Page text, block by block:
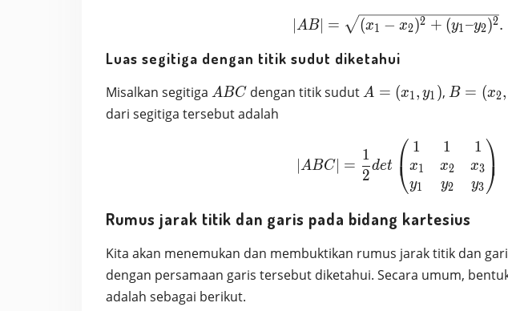
|AB| =
AB∣ = (x1 − x2)2 + (y1–y2)2.
Luas segitiga dengan titik sudut diketahui
Misalkan segitiga ABC
ABC dengan titik sudutA=
A = (x1, y1 ), B=
B = (x2,
dari segitiga tersebut adalah
|ABC| =
ABC =
2
1
det ⎝
⎜
⎛ 1
x1
y1
1
x2
y2
1
x3
y3⎠
⎟
⎞
Rumus jarak titik dan garis pada bidang kartesius
Kita akan menemukan dan membuktikan rumus jarak titik dan
dengan persamaan garis tersebut diketahui. Secara umum,
adalah sebagai berikut.